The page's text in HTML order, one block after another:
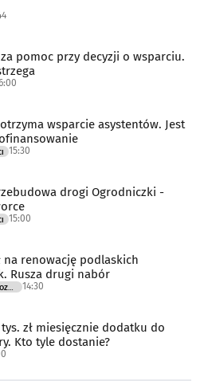
za pomoc przy decyzji o wsparciu.
wsparcie asystentów. Jest
15:30
drogi Ogrodniczki -
15:00
na renowację podlaskich
Rusza drugi nabór
KULTURA I ROZRYWKA 14:30
tys. zł miesięcznie dodatku do
Kto tyle dostanie?